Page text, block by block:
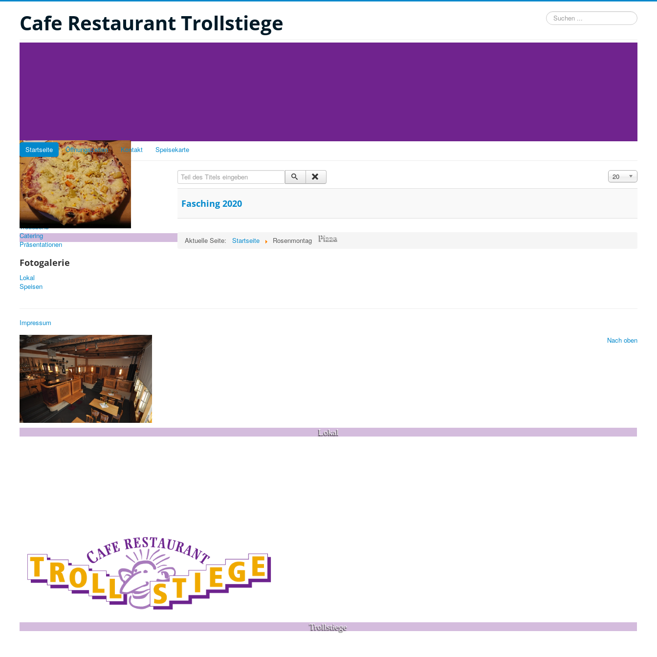
Cafe Restaurant Trollstiege
Suchen
...
Pizza
Lokal
Trollstiege
Startseite Öffnungszeiten Kontakt Speisekarte
Karten
Speise-Karte
Pizza-Karte
Spezialitäten
Treuebons
Catering
Präsentationen
Fotogalerie
Lokal
Speisen
Teil des Titels eingeben Anzeige #
20
Fasching 2020
Aktuelle Seite: Startseite Rosenmontag
Impressum
Nach oben
© 2026 Cafe Restaurant Trollstiege